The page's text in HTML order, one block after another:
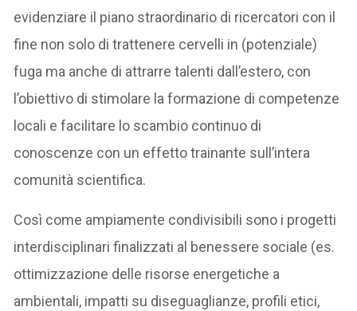
evidenziare il piano straordinario di ricercatori con il
fine non solo di trattenere cervelli in (potenziale)
fuga ma anche di attrarre talenti dall’estero, con
l’obiettivo di stimolare la formazione di competenze
locali e facilitare lo scambio continuo di
conoscenze con un effetto trainante sull’intera
comunità scientifica.
Così come ampiamente condivisibili sono i progetti
interdisciplinari finalizzati al benessere sociale (es.
ottimizzazione delle risorse energetiche a
ambientali, impatti su diseguaglianze, profili etici,